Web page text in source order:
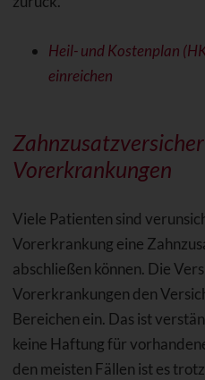
Heil- und Kostenplan
einreichen
Vorerkrankungen
Viele Patienten sind
Vorerkrankung eine
abschließen können. Die
Vorerkrankungen den
Bereichen ein. Das ist
keine Haftung für
den meisten Fällen ist es